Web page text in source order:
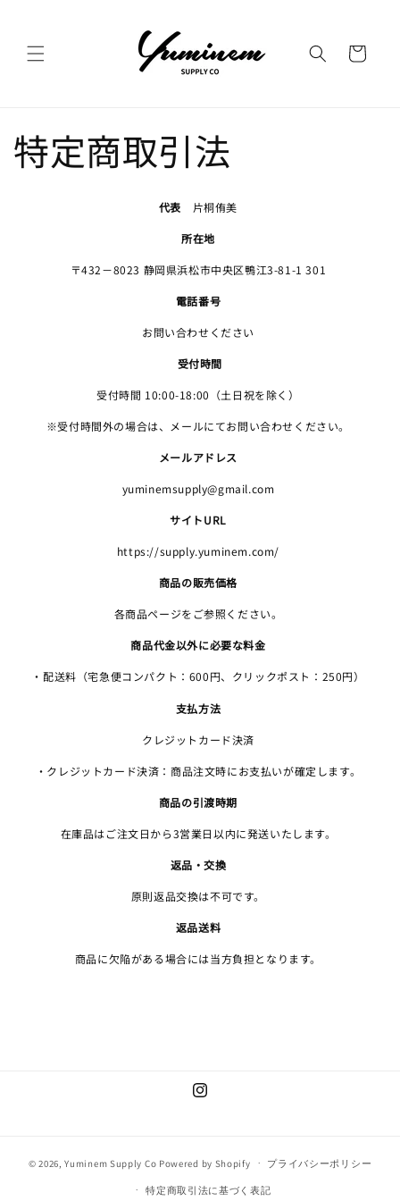
ー
特定商取引法
代表 片桐侑美
所在地
〒432－8023 静岡県浜松市中央区鴨江3-81-1 301
電話番号
お問い合わせください
受付時間
受付時間 10:00-18:00（土日祝を除く）
※受付時間外の場合は、メールにてお問い合わせください。
メールアドレス
yuminemsupply@gmail.com
サイトURL
https://supply.yuminem.com/
商品の販売価格
各商品ページをご参照ください。
商品代金以外に必要な料金
・配送料（宅急便コンパクト：600円、クリックポスト：250円）
支払方法
クレジットカード決済
・クレジットカード決済：商品注文時にお支払いが確定します。
商品の引渡時期
在庫品はご注文日から3営業日以内に発送いたします。
返品・交換
原則返品交換は不可です。
返品送料
商品に欠陥がある場合には当方負担となります。
Instagram
© 2026,Yuminem Supply Co Powered by Shopify プライバシーポリシー
特定商取引法に基づく表記